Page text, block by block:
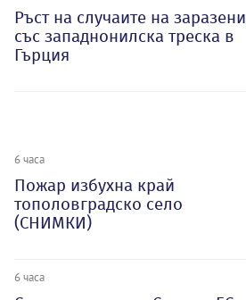
Ръст на случаите на заразени
със западнонилска треска в
Гърция
6 часа
Пожар избухна край
тополовградско село
(СНИМКИ)
6 часа